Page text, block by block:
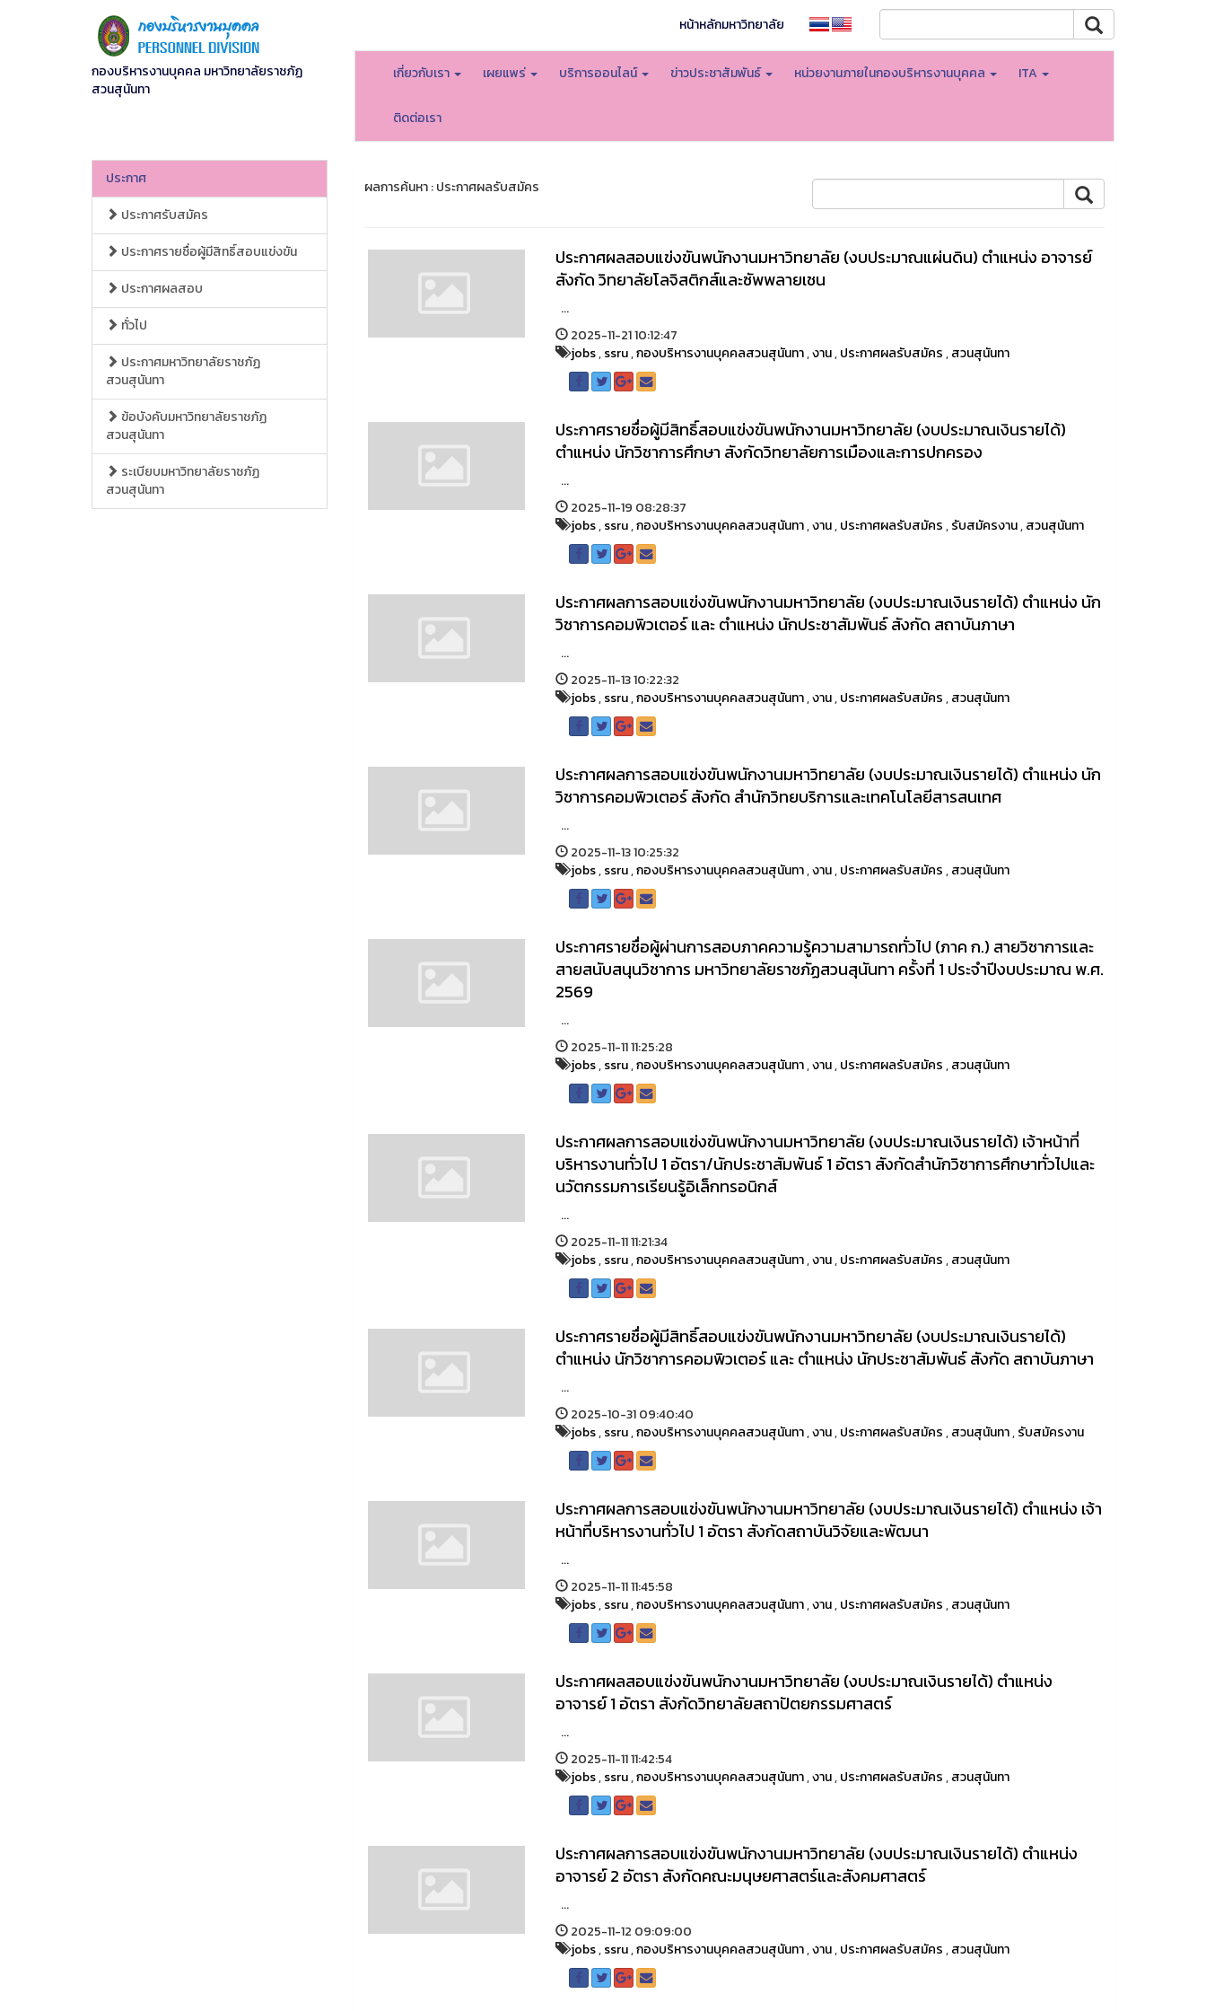
กองบริหารงานบุคคล มหาวิทยาลัยราชภัฏ
สวนสุนันทา
หน้าหลักมหาวิทยาลัย
เกี่ยวกับเรา เผยแพร่ บริการออนไลน์ ข่าวประชาสัมพันธ์ หน่วยงานภายในกองบริหารงานบุคคล ITA
ติดต่อเรา
ประกาศ
ประกาศรับสมัคร
ประกาศรายชื่อผู้มีสิทธิ์สอบแข่งขัน
ประกาศผลสอบ
ทั่วไป
ประกาศมหาวิทยาลัยราชภัฏ
สวนสุนันทา
ข้อบังคับมหาวิทยาลัยราชภัฏ
สวนสุนันทา
ระเบียบมหาวิทยาลัยราชภัฏ
สวนสุนันทา
ผลการค้นหา : ประกาศผลรับสมัคร
ประกาศผลสอบแข่งขันพนักงานมหาวิทยาลัย (งบประมาณแผ่นดิน) ตำแหน่ง อาจารย์
สังกัด วิทยาลัยโลจิสติกส์และซัพพลายเชน
...
2025-11-21 10:12:47
jobs,ssru,กองบริหารงานบุคคลสวนสุนันทา,งาน,ประกาศผลรับสมัคร,สวนสุนันทา
ประกาศรายชื่อผู้มีสิทธิ์สอบแข่งขันพนักงานมหาวิทยาลัย (งบประมาณเงินรายได้)
ตำแหน่ง นักวิชาการศึกษา สังกัดวิทยาลัยการเมืองและการปกครอง
...
2025-11-19 08:28:37
jobs,ssru,กองบริหารงานบุคคลสวนสุนันทา,งาน,ประกาศผลรับสมัคร,รับสมัครงาน,สวนสุนันทา
ประกาศผลการสอบแข่งขันพนักงานมหาวิทยาลัย (งบประมาณเงินรายได้) ตำแหน่ง นัก
วิชาการคอมพิวเตอร์ และ ตำแหน่ง นักประชาสัมพันธ์ สังกัด สถาบันภาษา
...
2025-11-13 10:22:32
jobs,ssru,กองบริหารงานบุคคลสวนสุนันทา,งาน,ประกาศผลรับสมัคร,สวนสุนันทา
ประกาศผลการสอบแข่งขันพนักงานมหาวิทยาลัย (งบประมาณเงินรายได้) ตำแหน่ง นัก
วิชาการคอมพิวเตอร์ สังกัด สำนักวิทยบริการและเทคโนโลยีสารสนเทศ
...
2025-11-13 10:25:32
jobs,ssru,กองบริหารงานบุคคลสวนสุนันทา,งาน,ประกาศผลรับสมัคร,สวนสุนันทา
ประกาศรายชื่อผู้ผ่านการสอบภาคความรู้ความสามารถทั่วไป (ภาค ก.) สายวิชาการและ
สายสนับสนุนวิชาการ มหาวิทยาลัยราชภัฏสวนสุนันทา ครั้งที่ 1 ประจำปีงบประมาณ พ.ศ.
2569
...
2025-11-11 11:25:28
jobs,ssru,กองบริหารงานบุคคลสวนสุนันทา,งาน,ประกาศผลรับสมัคร,สวนสุนันทา
ประกาศผลการสอบแข่งขันพนักงานมหาวิทยาลัย (งบประมาณเงินรายได้) เจ้าหน้าที่
บริหารงานทั่วไป 1 อัตรา/นักประชาสัมพันธ์ 1 อัตรา สังกัดสำนักวิชาการศึกษาทั่วไปและ
นวัตกรรมการเรียนรู้อิเล็กทรอนิกส์
...
2025-11-11 11:21:34
jobs,ssru,กองบริหารงานบุคคลสวนสุนันทา,งาน,ประกาศผลรับสมัคร,สวนสุนันทา
ประกาศรายชื่อผู้มีสิทธิ์สอบแข่งขันพนักงานมหาวิทยาลัย (งบประมาณเงินรายได้)
ตำแหน่ง นักวิชาการคอมพิวเตอร์ และ ตำแหน่ง นักประชาสัมพันธ์ สังกัด สถาบันภาษา
...
2025-10-31 09:40:40
jobs,ssru,กองบริหารงานบุคคลสวนสุนันทา,งาน,ประกาศผลรับสมัคร,สวนสุนันทา,รับสมัครงาน
ประกาศผลการสอบแข่งขันพนักงานมหาวิทยาลัย (งบประมาณเงินรายได้) ตำแหน่ง เจ้า
หน้าที่บริหารงานทั่วไป 1 อัตรา สังกัดสถาบันวิจัยและพัฒนา
...
2025-11-11 11:45:58
jobs,ssru,กองบริหารงานบุคคลสวนสุนันทา,งาน,ประกาศผลรับสมัคร,สวนสุนันทา
ประกาศผลสอบแข่งขันพนักงานมหาวิทยาลัย (งบประมาณเงินรายได้) ตำแหน่ง
อาจารย์ 1 อัตรา สังกัดวิทยาลัยสถาปัตยกรรมศาสตร์
...
2025-11-11 11:42:54
jobs,ssru,กองบริหารงานบุคคลสวนสุนันทา,งาน,ประกาศผลรับสมัคร,สวนสุนันทา
ประกาศผลการสอบแข่งขันพนักงานมหาวิทยาลัย (งบประมาณเงินรายได้) ตำแหน่ง
อาจารย์ 2 อัตรา สังกัดคณะมนุษยศาสตร์และสังคมศาสตร์
...
2025-11-12 09:09:00
jobs,ssru,กองบริหารงานบุคคลสวนสุนันทา,งาน,ประกาศผลรับสมัคร,สวนสุนันทา